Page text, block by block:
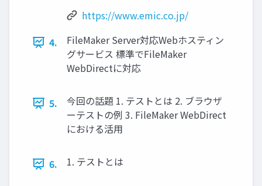
https://www.emic.co.jp/
4.
FileMaker Server対応Webホスティン
グサービス 標準でFileMaker
WebDirectに対応
5.
今回の話題 1. テストとは 2. ブラウザ
ーテストの例 3. FileMaker WebDirect
における活用
6. 1. テストとは